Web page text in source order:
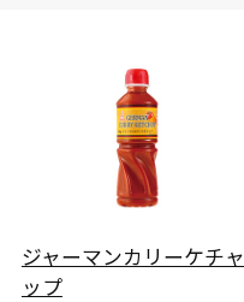
ジャーマンカリーケチャ
ップ